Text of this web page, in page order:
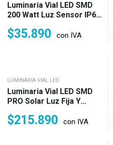
Luminaria Vial LED SMD
200 Watt Luz Sensor IP66
$35.890 con IVA
LUMINARIA VIAL LED
Luminaria Vial LED SMD
PRO Solar Luz Fija Y
(4.800w)
$215.890 con IVA